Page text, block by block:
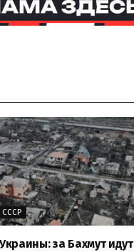
за Бахмут идут